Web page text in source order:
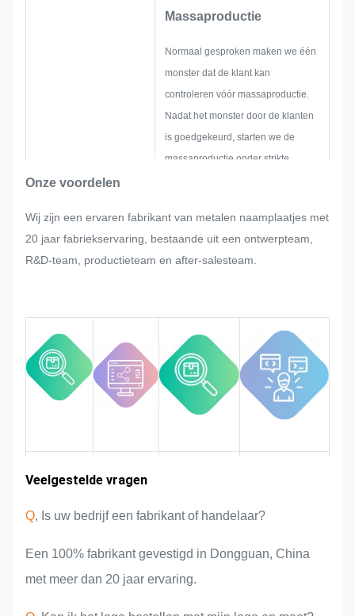
Massaproductie
Normaal gesproken maken we één
monster dat de klant kan
controleren vóór massaproductie.
Nadat het monster door de klanten
is goedgekeurd, starten we de
massaproductie onder strikte
aanpassingen worden gevraagd
tijdens de massaproductie van het
naamplaatje, de metalen sticker, het
voldoen als dat kan worden
aangepast.
Wij bewaken en controleren de
kwaliteit gedurende het hele
proces, zodat deze aan de strenge
Onze voordelen
Wij zijn een ervaren fabrikant van metalen naamplaatjes met
20 jaar fabriekservaring, bestaande uit een ontwerpteam,
R&D-team, productieteam en after-salesteam.
Ervaring in
Markt
gebied
Veelgestelde vragen
Q, Is uw bedrijf een fabrikant of handelaar?
Een 100% fabrikant gevestigd in Dongguan, China
met meer dan 20 jaar ervaring.